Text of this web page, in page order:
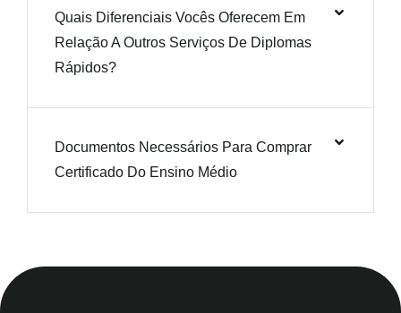
Quais Diferenciais Vocês Oferecem Em
Relação A Outros Serviços De Diplomas
Rápidos?
Documentos Necessários Para Comprar
Certificado Do Ensino Médio